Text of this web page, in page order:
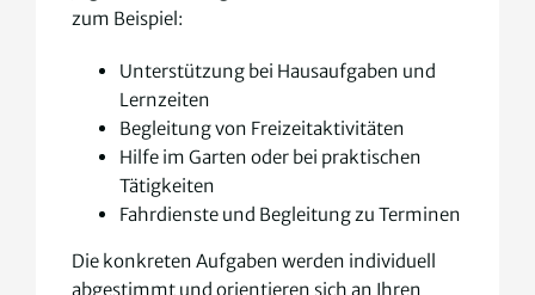
zum Beispiel:
Unterstützung bei Hausaufgaben und
Lernzeiten
Begleitung von Freizeitaktivitäten
Hilfe im Garten oder bei praktischen
Tätigkeiten
Fahrdienste und Begleitung zu Terminen
Die konkreten Aufgaben werden individuell
abgestimmt und orientieren sich an Ihren